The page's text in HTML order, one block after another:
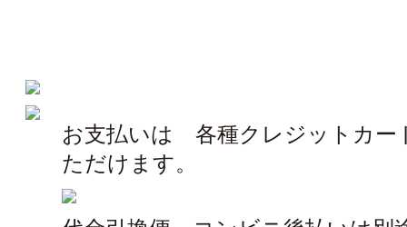
お支払いは 各種クレジットカー
ただけます。